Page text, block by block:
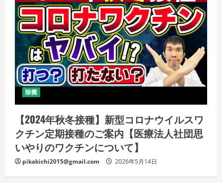
除菌
【2024年秋冬接種】新型コロナウイルスワ
クチン定期接種のご案内【医療法人社団思
いやりのワクチンについて】
pikakichi2015@gmail.com 2026年5月14日